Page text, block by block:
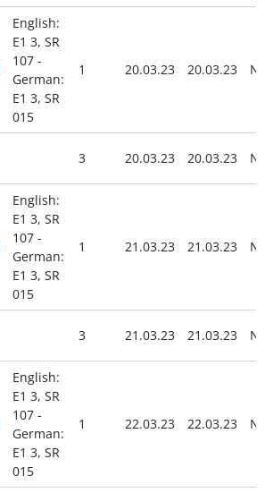
English:
E1 3, SR
107 -
German:
E1 3, SR
015
1 20.03.23 20.03.23
3 20.03.23 20.03.23
English:
E1 3, SR
107 -
German:
E1 3, SR
015
1 21.03.23 21.03.23
3 21.03.23 21.03.23
English:
E1 3, SR
107 -
German:
E1 3, SR
015
1 22.03.23 22.03.23